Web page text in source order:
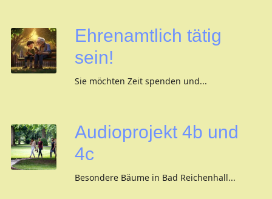
Ehrenamtlich tätig
sein!
Sie möchten Zeit spenden und...
Audioprojekt 4b und
4c
Besondere Bäume in Bad Reichenhall...